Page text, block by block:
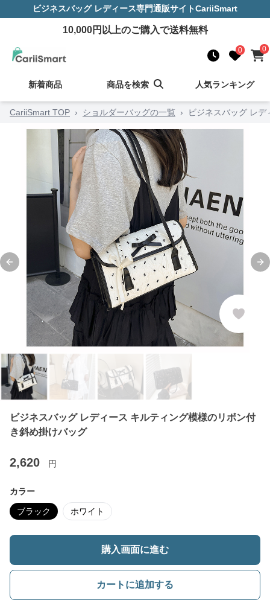
ビジネスバッグ レディース専門通販サイトCariiSmart
10,000円以上のご購入で送料無料
0 0
新着商品 商品を検索 人気ランキング
CariiSmart TOP › ショルダーバッグの一覧 › ビジネスバッグ レ
Previous slide
ビジネスバッグ レディース キルティング模様のリボン付
き斜め掛けバッグ
2,620 円
カラー
ブラック ホワイト
購入画面に進む
カートに追加する